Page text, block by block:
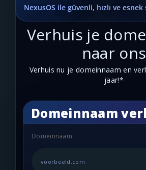
Verhuis je
naar ons
Verhuis nu je domeinnaam en
jaar!*
Domeinnaam
Domeinnaam